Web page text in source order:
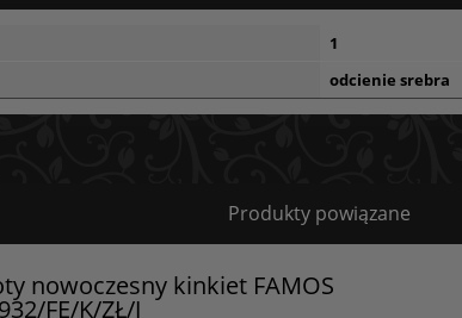
1
odcienie srebra
i ostrzeżenie bezpieczeństwa
CE (zgodność z normami UE).
Produkty powiązane
nowoczesny kinkiet FAMOS
FE/K/ZŁ/J